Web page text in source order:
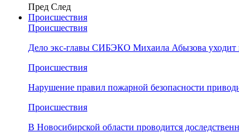
Пред След
Происшествия
Происшествия
Дело экс-главы СИБЭКО Михаила Абызова уходит
Происшествия
Нарушение правил пожарной безопасности
Происшествия
В Новосибирской области проводится